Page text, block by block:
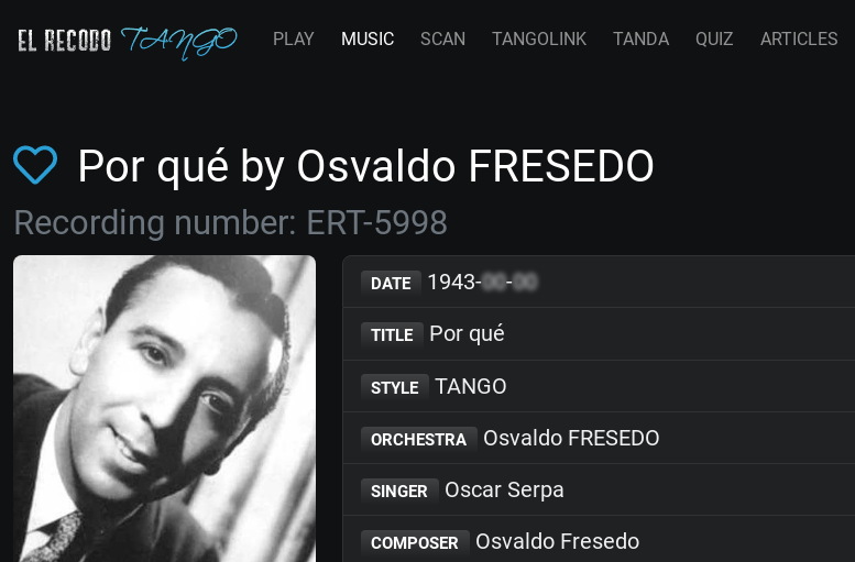
PLAY MUSIC SCAN TANGOLINK TANDA QUIZ ARTICLES
Por qué by Osvaldo FRESEDO
Recording number: ERT-5998
DATE 1943-00-00
TITLE Por qué
STYLE TANGO
ORCHESTRA Osvaldo FRESEDO
SINGER Oscar Serpa
COMPOSER Osvaldo Fresedo